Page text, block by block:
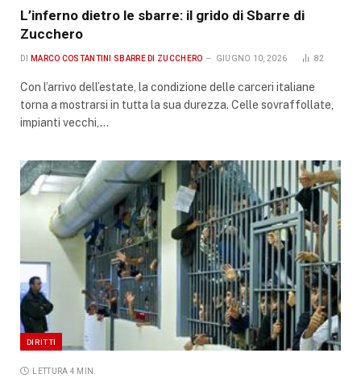
L’inferno dietro le sbarre: il grido di Sbarre di
Zucchero
DI MARCO COSTANTINI SBARRE DI ZUCCHERO GIUGNO 10, 2026 82
Con l’arrivo dell’estate, la condizione delle carceri italiane
torna a mostrarsi in tutta la sua durezza. Celle sovraffollate,
impianti vecchi,…
DIRITTI
LETTURA 4 MIN.